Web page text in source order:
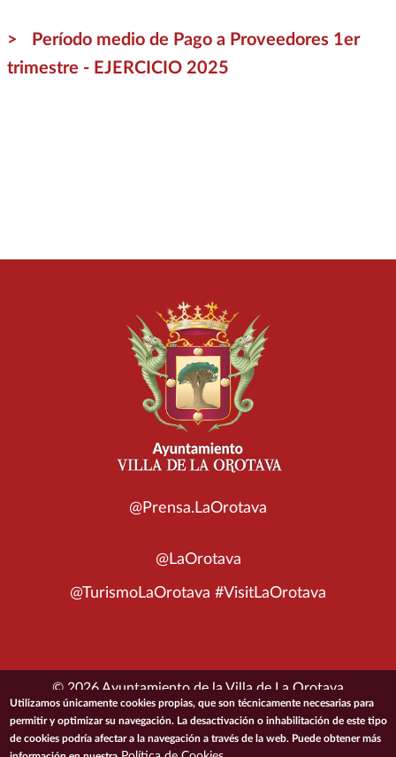
Período medio de Pago a Proveedores 1er
trimestre - EJERCICIO 2025
@Prensa.LaOrotava
@LaOrotava
@TurismoLaOrotava #VisitLaOrotava
© 2026 Ayuntamiento de la Villa de La Orotava
CONDICIONES DE USO
POLÍTICA DE COOKIESMAPA DEL SITIO
Utilizamos únicamente cookies propias, que son técnicamente necesarias para
permitir y optimizar su navegación. La desactivación o inhabilitación de este tipo
de cookies podría afectar a la navegación a través de la web. Puede obtener más